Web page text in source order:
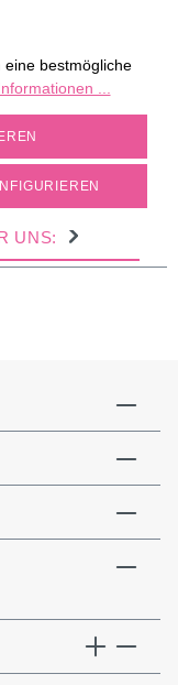
UNS:
eine bestmögliche
...